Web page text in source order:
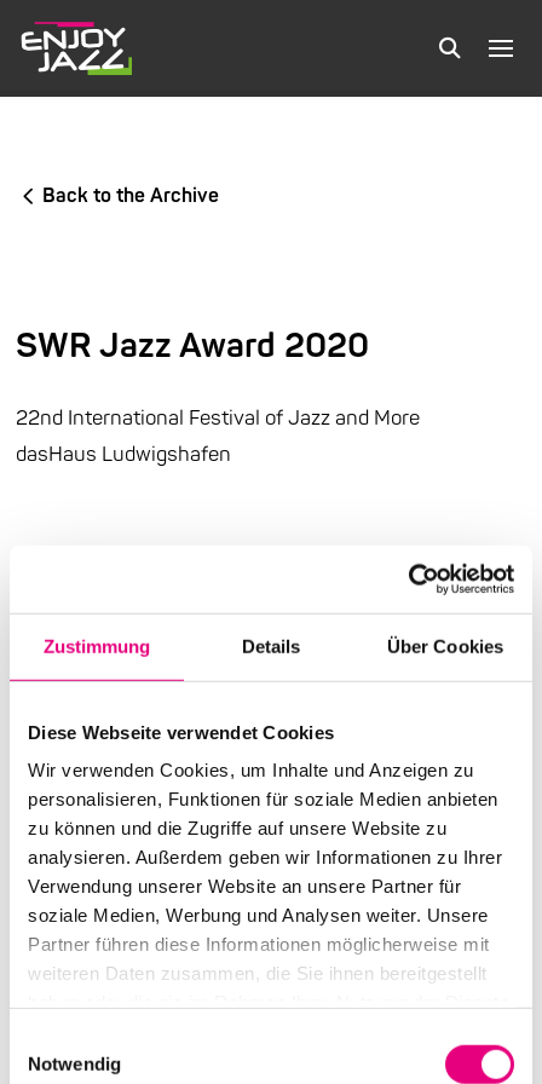
Zustimmung Details Über Cookies
Diese Webseite verwendet Cookies
Wir verwenden Cookies, um Inhalte und Anzeigen zu
personalisieren, Funktionen für soziale Medien anbieten
zu können und die Zugriffe auf unsere Website zu
analysieren. Außerdem geben wir Informationen zu Ihrer
Verwendung unserer Website an unsere Partner für
soziale Medien, Werbung und Analysen weiter. Unsere
Partner führen diese Informationen möglicherweise mit
weiteren Daten zusammen, die Sie ihnen bereitgestellt
Notwendig
Back to the Archive
SWR Jazz Award 2020
22nd International Festival of Jazz and More
dasHaus Ludwigshafen
Doors open:October28, 2020 – 7:30 p.m.
End:October
, 2020 – 10:00 p.m.
Daniel Erdmann: ts
Aki Takase: p
Jim Hart: vb
Theo Ceccaldi: v
Advance ticket price:€17.00
Box office: €21.00
Nationality: Germany
Ludwigshafen